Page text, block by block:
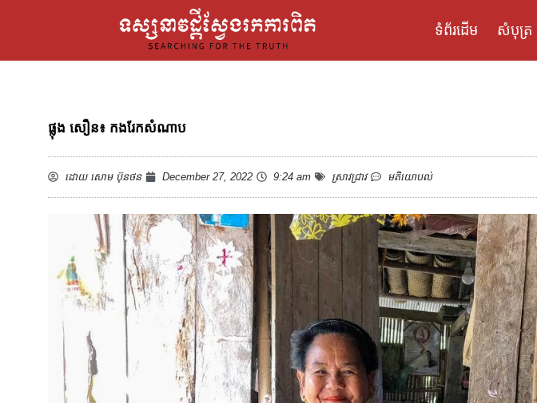
ទំព័រដើម សំបុត្រ
ផ្លុង សឿន៖ កងរែកសំណាប
ដោយសោម ប៊ុនថន December 27, 2022 9:24 am ស្រាវជ្រាវ មតិយោបល់